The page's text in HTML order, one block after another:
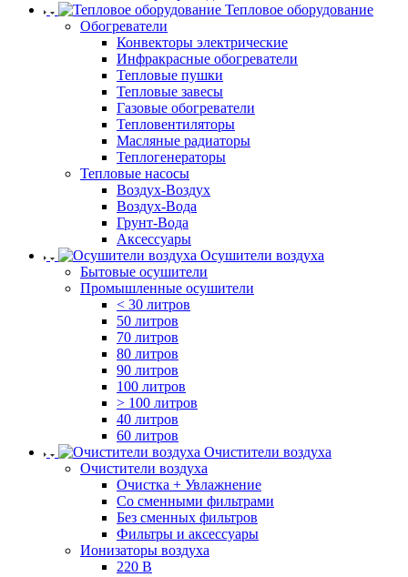
Тепловое оборудование
Обогреватели
Конвекторы электрические
Инфракрасные обогреватели
Тепловые пушки
Тепловые завесы
Газовые обогреватели
Тепловентиляторы
Масляные радиаторы
Теплогенераторы
Тепловые насосы
Воздух-Воздух
Воздух-Вода
Грунт-Вода
Аксессуары
Осушители воздуха
Бытовые осушители
Промышленные осушители
< 30 литров
50 литров
70 литров
80 литров
90 литров
100 литров
> 100 литров
40 литров
60 литров
Очистители воздуха
Очистители воздуха
Очистка + Увлажнение
Cо сменными фильтрами
Без сменных фильтров
Фильтры и аксессуары
Ионизаторы воздуха
220 В